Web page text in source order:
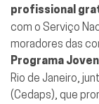
profissional
com o Serviço
moradores das
Programa
Rio de Janeiro,
(Cedaps), que